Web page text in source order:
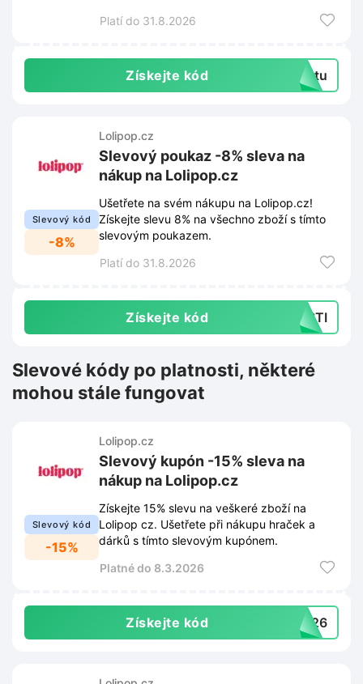
novinkám a speciálním nabídkám. Nenechte
Platí do 31.8.2026
Získejte kód extu
Slevový kód
-8%
Lolipop.cz
Slevový poukaz -8% sleva na
nákup na Lolipop.cz
Ušetřete na svém nákupu na Lolipop.cz!
Získejte slevu 8% na všechno zboží s tímto
slevovým poukazem.
Platí do 31.8.2026
Získejte kód ESTI
Slevové kódy po platnosti, některé
mohou stále fungovat
Slevový kód
-15%
Lolipop.cz
Slevový kupón -15% sleva na
nákup na Lolipop.cz
Získejte 15% slevu na veškeré zboží na
Lolipop cz. Ušetřete při nákupu hraček a
dárků s tímto slevovým kupónem.
Platné do 8.3.2026
Získejte kód DZ26